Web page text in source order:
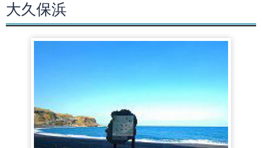
大久保浜